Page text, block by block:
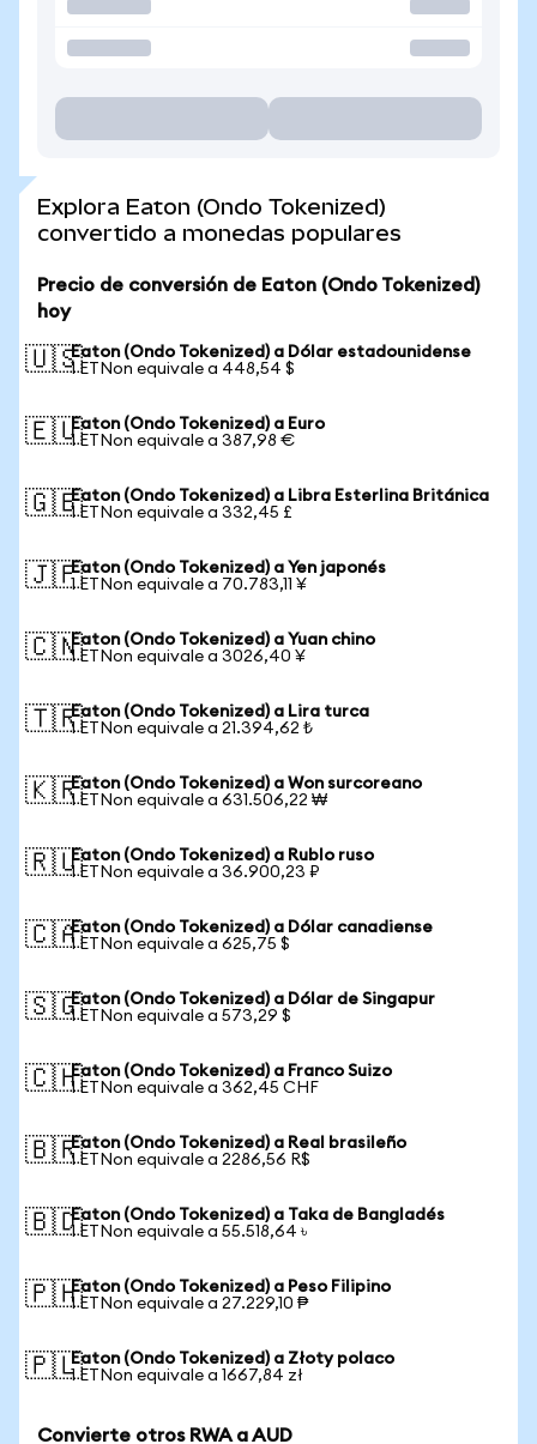
Explora Eaton (Ondo Tokenized)
convertido a monedas populares
Precio de conversión de Eaton (Ondo Tokenized)
hoy
🇺🇸Eaton (Ondo Tokenized) a Dólar estadounidense
1 ETNon equivale a 448,54 $
🇪🇺Eaton (Ondo Tokenized) a Euro
1 ETNon equivale a 387,98 €
🇬🇧Eaton (Ondo Tokenized) a Libra Esterlina Británica
1 ETNon equivale a 332,45 £
🇯🇵Eaton (Ondo Tokenized) a Yen japonés
1 ETNon equivale a 70.783,11 ¥
🇨🇳Eaton (Ondo Tokenized) a Yuan chino
1 ETNon equivale a 3026,40 ¥
🇹🇷Eaton (Ondo Tokenized) a Lira turca
1 ETNon equivale a 21.394,62 ₺
🇰🇷Eaton (Ondo Tokenized) a Won surcoreano
1 ETNon equivale a 631.506,22 ₩
🇷🇺Eaton (Ondo Tokenized) a Rublo ruso
1 ETNon equivale a 36.900,23 ₽
🇨🇦Eaton (Ondo Tokenized) a Dólar canadiense
1 ETNon equivale a 625,75 $
🇸🇬Eaton (Ondo Tokenized) a Dólar de Singapur
1 ETNon equivale a 573,29 $
🇨🇭Eaton (Ondo Tokenized) a Franco Suizo
1 ETNon equivale a 362,45 CHF
🇧🇷Eaton (Ondo Tokenized) a Real brasileño
1 ETNon equivale a 2286,56 R$
🇧🇩Eaton (Ondo Tokenized) a Taka de Bangladés
1 ETNon equivale a 55.518,64 ৳
🇵🇭Eaton (Ondo Tokenized) a Peso Filipino
1 ETNon equivale a 27.229,10 ₱
🇵🇱Eaton (Ondo Tokenized) a Złoty polaco
1 ETNon equivale a 1667,84 zł
Convierte otros RWA a AUD